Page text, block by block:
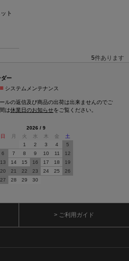
ト
5件あります
ダー
■ システムメンテナンス
ルの返信及び商品の出荷は出来ませんのでご
は休業日のお知らせをご覧ください。
2026 / 9
日
月 火 水 木 金
土
1
2 3 4
5
6
7 8 9 10 11
12
13
14 15 16 17 18
19
20
21 22 23 24 25
26
27
28 29 30
> ご利用ガイド